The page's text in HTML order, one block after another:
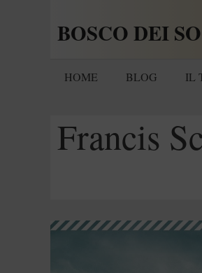
BOSCO DEI
HOME BLOG IL
Francis